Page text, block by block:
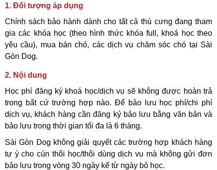
1. Đối tượng áp dụng
Chính sách bảo hành dành cho tất cả thú cưng đang tham
gia các khóa học (theo hình thức khóa full, khoá học theo
yêu cầu), mua bán chó, các dịch vụ chăm sóc chó tại Sài
Gòn Dog.
2. Nội dung
Học phí đăng ký khoá học/dịch vụ sẽ không được hoàn trả
trong bất cứ trường hợp nào. Để bảo lưu học phí/chi phí
dịch vụ, khách hàng cần đăng ký bảo lưu bằng văn bản và
bảo lưu trong thời gian tối đa là 6 tháng.
Sài Gòn Dog không giải quyết các trường hợp khách hàng
tự ý cho cún thôi học/thôi dùng dịch vụ mà không gửi đơn
bảo lưu trong vòng 30 ngày kể từ ngày bỏ học.